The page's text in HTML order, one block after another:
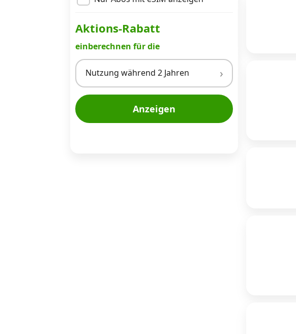
Aktions-Rabatt
einberechnen für die
Nutzung während 2 Jahren
Anzeigen